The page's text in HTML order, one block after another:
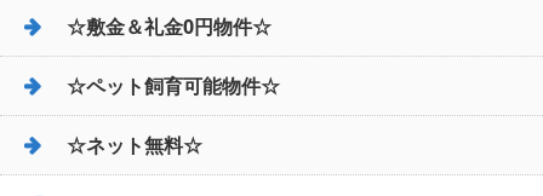
☆敷金＆礼金0円物件☆
☆ペット飼育可能物件☆
☆ネット無料☆